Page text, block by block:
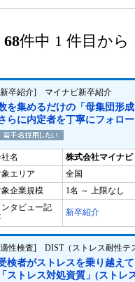
68件中 1 件目か
卒紹介] マイナビ新卒紹介
を集めるだけの「母集団形
らに内定者を丁寧にフォロ
名
株式会社マイナビ
エリア
全国
企業規模
1名 ～ 上限なし
ンタビュー記
新卒紹介
性検査] DIST（ストレス耐性テ
検者がストレスを乗り越え
「ストレス対処資質」(スト